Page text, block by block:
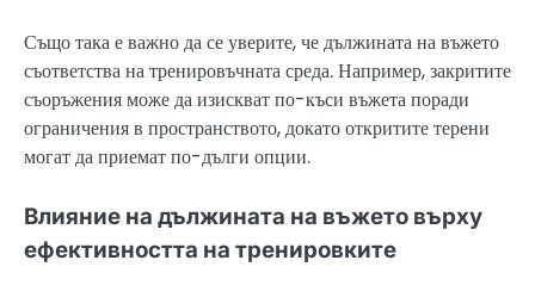
Също така е важно да се уверите, че дължината на въжето
съответства на тренировъчната среда. Например, закритите
съоръжения може да изискват по-къси въжета поради
ограничения в пространството, докато откритите терени
могат да приемат по-дълги опции.
Влияние на дължината на въжето върху
ефективността на тренировките